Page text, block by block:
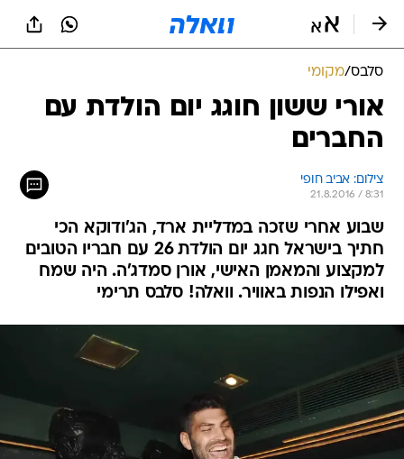
סלבס/מקומי
אורי ששון חוגג יום הולדת עם
החברים
צילום: אביב חופי
21.8.2016 / 8:31
שבוע אחרי שזכה במדליית ארד, הג'ודוקא הכי
חתיך בישראל חגג יום הולדת 26 עם חבריו הטובים
למקצוע והמאמן האישי, אורן סמדג'ה. היה שמח
ואפילו הנפות באוויר. וואלה! סלבס תרימי